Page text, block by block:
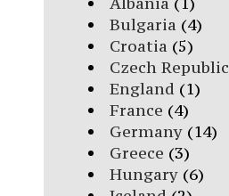
Bulgaria (4)
Croatia (5)
Czech Republic
England (1)
France (4)
Germany(14)
Greece (3)
Hungary(6)